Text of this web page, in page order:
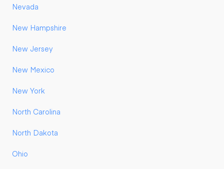
Nevada
New Hampshire
New Jersey
New Mexico
New York
North Carolina
North Dakota
Ohio